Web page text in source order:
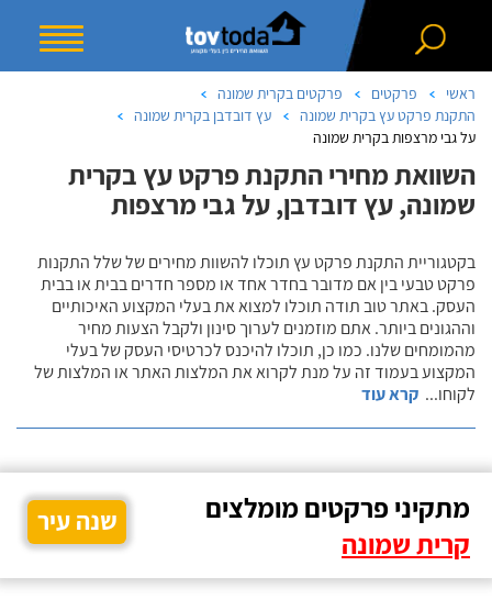
ראשי פרקטים
פרקטים בקרית שמונה
התקנת פרקט עץ בקרית שמונה
עץ דובדבן בקרית שמונה
על גבי מרצפות בקרית שמונה
השוואת מחירי התקנת פרקט עץ בקרית
שמונה, עץ דובדבן, על גבי מרצפות
בקטגוריית התקנת פרקט עץ תוכלו להשוות מחירים של שלל התקנות
פרקט טבעי בין אם מדובר בחדר אחד או מספר חדרים בבית או בבית
העסק. באתר טוב תודה תוכלו למצוא את בעלי המקצוע האיכותיים
וההגונים ביותר. אתם מוזמנים לערוך סינון ולקבל הצעות מחיר
מהמומחים שלנו. כמו כן, תוכלו להיכנס לכרטיסי העסק של בעלי
המקצוע בעמוד זה על מנת לקרוא את המלצות האתר או המלצות של
לקוחו... קרא עוד
מתקיני פרקטים מומלצים
קרית שמונה
שנה עיר